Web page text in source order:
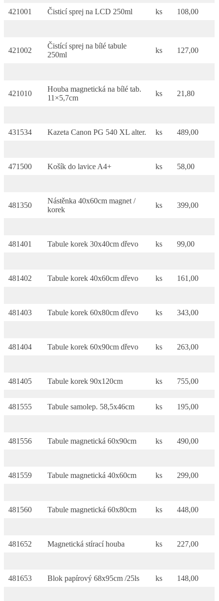
421001 Čisticí sprej na LCD 250ml ks 108,00
421002
Čistící sprej na bílé tabule
250ml
ks 127,00
421010
Houba magnetická na bílé tab.
11×5,7cm
ks 21,80
431534 Kazeta Canon PG 540 XL alter. ks 489,00
471500 Košík do lavice A4+ ks 58,00
481350
Nástěnka 40x60cm magnet /
korek
ks 399,00
481401 Tabule korek 30x40cm dřevo ks 99,00
481402 Tabule korek 40x60cm dřevo ks 161,00
481403 Tabule korek 60x80cm dřevo ks 343,00
481404 Tabule korek 60x90cm dřevo ks 263,00
481405 Tabule korek 90x120cm ks 755,00
481555 Tabule samolep. 58,5x46cm ks 195,00
481556 Tabule magnetická 60x90cm ks 490,00
481559 Tabule magnetická 40x60cm ks 299,00
481560 Tabule magnetická 60x80cm ks 448,00
481652 Magnetická stírací houba ks 227,00
481653 Blok papírový 68x95cm /25ls ks 148,00